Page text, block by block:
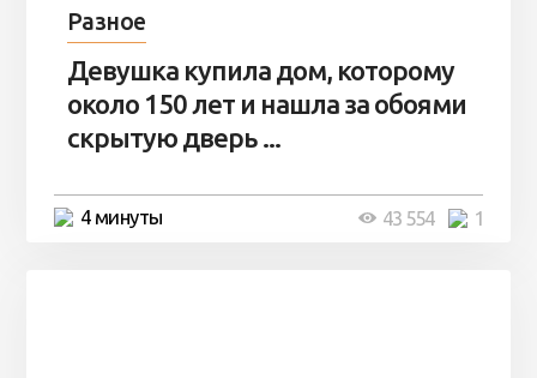
Разное
Девушка купила дом, которому
около 150 лет и нашла за обоями
скрытую дверь ...
4 минуты 1
43 554